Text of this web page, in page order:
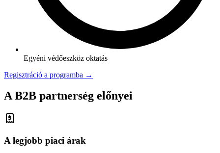
Egyéni védőeszköz oktatás
Regisztráció a programba →
A B2B partnerség előnyei
A legjobb piaci árak